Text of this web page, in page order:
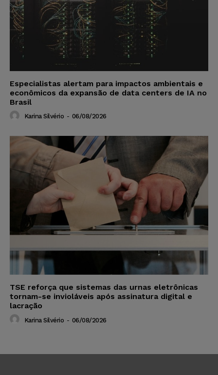
Especialistas alertam para impactos ambientais e
econômicos da expansão de data centers de IA no
Brasil
Karina Silvério - 06/08/2026
TSE reforça que sistemas das urnas eletrônicas
tornam-se invioláveis após assinatura digital e
lacração
Karina Silvério - 06/08/2026